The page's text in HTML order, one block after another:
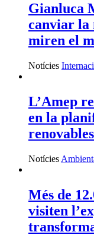
Gianluca
canviar la
miren el
Notícies
L’Amep
en la
renovables
Notícies
Més de
visiten